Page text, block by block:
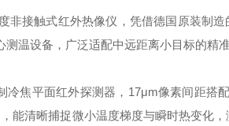
非接触式红外热像仪，凭借德国原装制
温设备，广泛适配中远距离小目标的精
焦平面红外探测器，17μm像素间距搭
能清晰捕捉微小温度梯度与瞬时热变化